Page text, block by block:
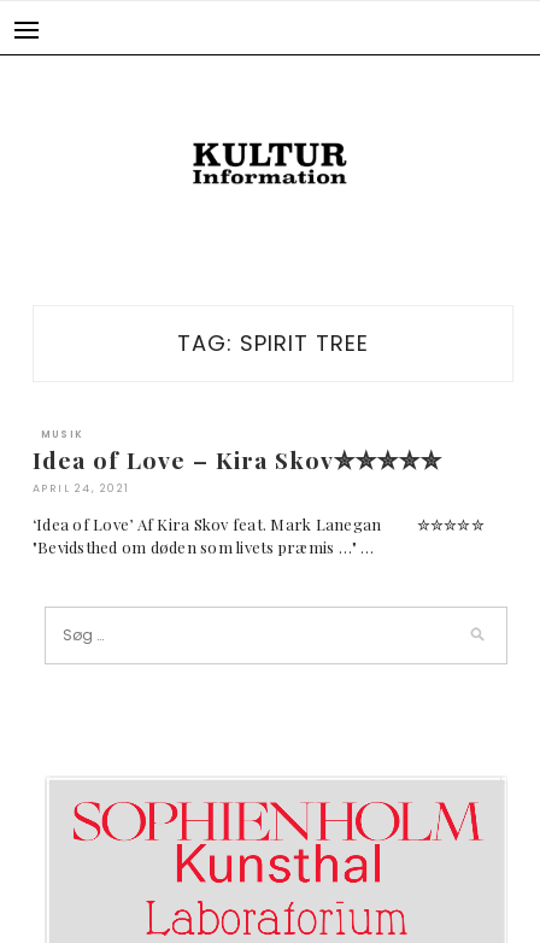
TAG: SPIRIT TREE
MUSIK
Idea of Love – Kira Skov✮✮✮✮✮
APRIL 24, 2021
‘Idea of Love’ Af Kira Skov feat. Mark Lanegan ✮✮✮✮✮
"Bevidsthed om døden som livets præmis …" …